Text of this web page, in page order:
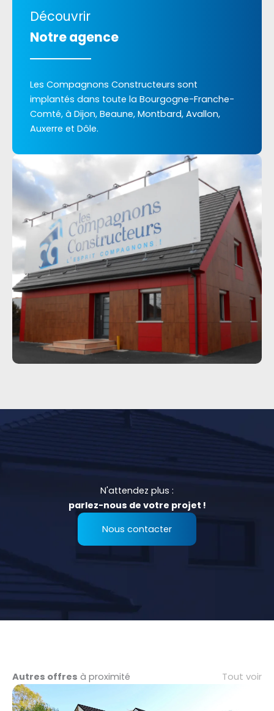
Découvrir
Notre agence
Les Compagnons Constructeurs sont
implantés dans toute la Bourgogne-Franche-
Comté, à Dijon, Beaune, Montbard, Avallon,
Auxerre et Dôle.
N'attendez plus :
parlez-nous de votre projet !
Nous contacter
Autres offres à proximité Tout voir